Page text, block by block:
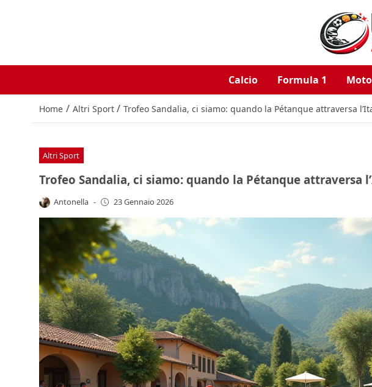
Calcio Formula 1
Home / Altri Sport / Trofeo Sandalia, ci siamo: quando la Pétanque attraversa
Altri Sport
Trofeo Sandalia, ci siamo: quando la Pétanque attraversa
Antonella - 23 Gennaio 2026